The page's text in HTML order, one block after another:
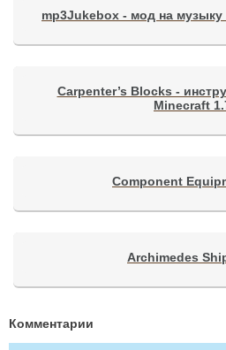
mp3Jukebox - мод на музыку
Carpenter’s Blocks -
Minecraft
Component
Archimedes
Комментарии